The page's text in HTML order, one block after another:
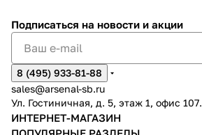
Подписаться на новости и акции
8 (495) 933-81-88
sales@arsenal-sb.ru
Ул. Гостиничная, д. 5, этаж 1, офис 107.
ИНТЕРНЕТ-МАГАЗИН